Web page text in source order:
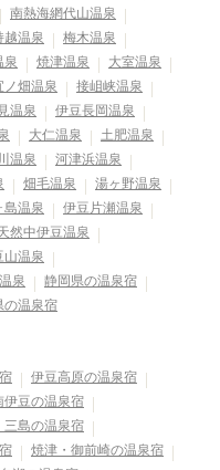
南熱海網代山温泉
越温泉
梅木温泉
泉 焼津温泉
大室温泉
ノ畑温泉
接岨峡温泉
温泉
伊豆長岡温泉
大仁温泉
土肥温泉
温泉
河津浜温泉
畑毛温泉
湯ヶ野温泉
温泉
伊豆片瀬温泉
然中伊豆温泉
山温泉
泉
静岡県の温泉宿
の温泉宿
伊豆高原の温泉宿
伊豆の温泉宿
三島の温泉宿
焼津・御前崎の温泉宿